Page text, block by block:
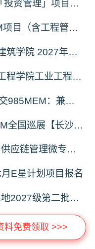
2027中央财经大学MEM「投资管理」项目招生专题正式上线
2027年上海理工大学MEM项目（含工程管理、工业工程与管理、物流工程与管理）奖助学金政策发布
武汉理工大学土木工程与建筑学院 2027年工程管理硕士（MEM）招生简章
上海交通大学机械与动力工程学院工业工程学科硕士生招生专业及统考科目调整公告
34岁二胎妈妈逆袭上岸西交985MEM：兼顾工作带娃，零基础5个月逆风翻盘
7月25日华东师范大学MEM全国巡展【长沙站】开启，欢迎报考！
北方民族大学2026年数智供应链管理微专业招生简章
E星计划项目报名
吉林大学MEM广东实践基地2027级第二批次预审面试启动
料免费领取 >>>